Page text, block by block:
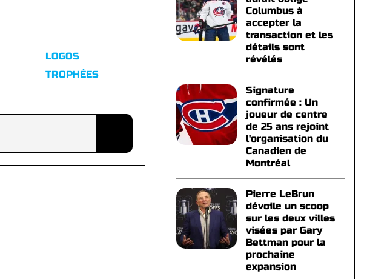
LOGOS
TROPHÉES
Columbus à
accepter la
transaction et les
détails sont
révélés
Signature
confirmée : Un
joueur de centre
de 25 ans rejoint
l'organisation du
Canadien de
Montréal
Pierre LeBrun
dévoile un scoop
sur les deux villes
visées par Gary
Bettman pour la
prochaine
expansion